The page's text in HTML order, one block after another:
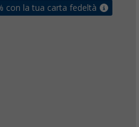
con la tua carta fedeltà